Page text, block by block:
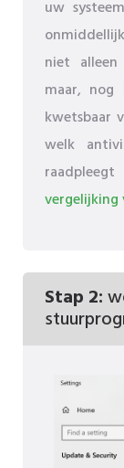
uw
niet
maar, nog
kwetsbaar
welk
Stap 2: